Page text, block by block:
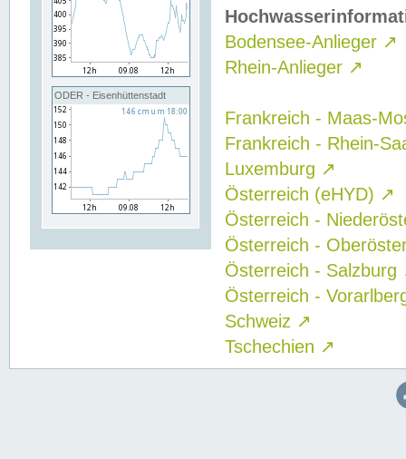
ODER - Eisenhüttenstadt
Bodensee-Anlieger ↗
Rhein-Anlieger ↗
Frankreich - Maas-
Frankreich - Rhein-
Luxemburg ↗
Österreich (eHYD) ↗
Österreich -
Österreich -
Österreich - Salzburg
Österreich -
Schweiz ↗
Tschechien ↗